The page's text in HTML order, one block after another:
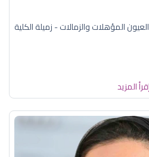
المؤهلات والزمالات - زميلة الكلية
المزيد